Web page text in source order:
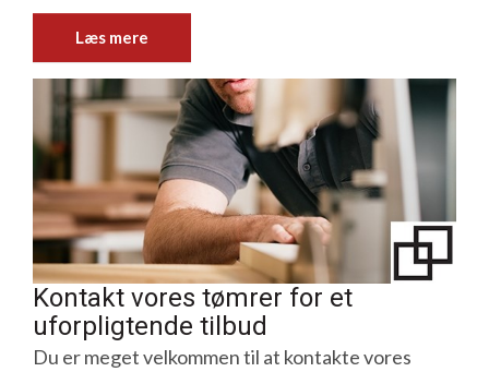
Læs mere
Kontakt vores tømrer for et
uforpligtende tilbud
Du er meget velkommen til at kontakte vores